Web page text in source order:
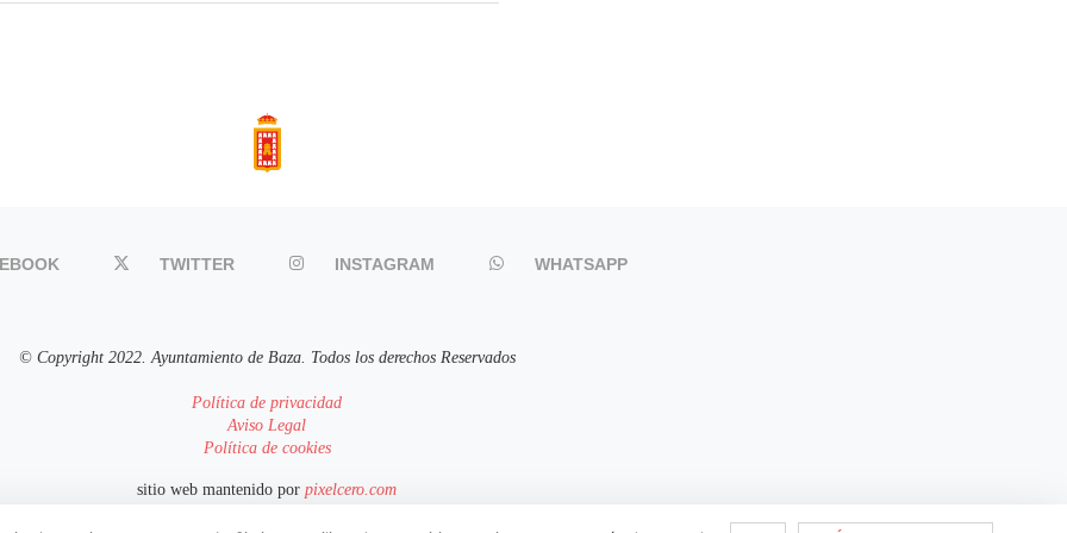
TWITTER INSTAGRAM WHATSAPP
© Copyright 2022. Ayuntamiento de Baza. Todos los derechos Reservados
Política de privacidad
Aviso Legal
Política de cookies
sitio web mantenido por pixelcero.com